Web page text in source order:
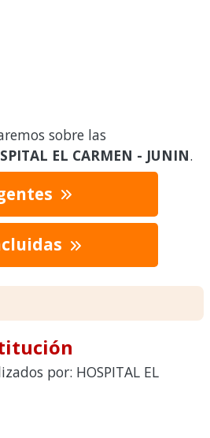
sobre las
EL CARMEN - JUNIN.
por: HOSPITAL EL